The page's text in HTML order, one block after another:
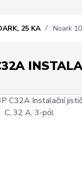
25 KA Noark